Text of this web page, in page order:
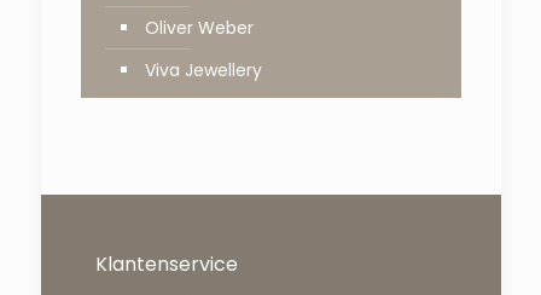
Oliver Weber
Viva Jewellery
Klantenservice